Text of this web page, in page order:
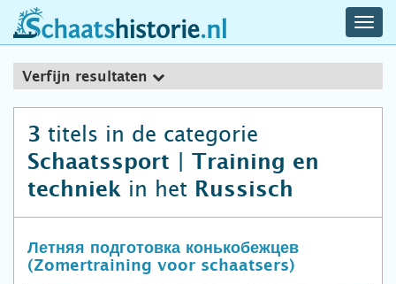
schaatshistorie.nl
Verfijn resultaten
3 titels in de categorie
Schaatssport | Training en
techniek in het Russisch
Летняя подготовка конькобежцев
(Zomertraining voor schaatsers)